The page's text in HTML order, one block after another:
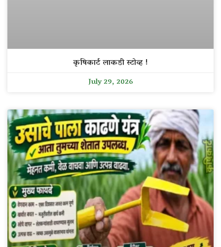
कृषिकार्ट लाकडी स्टोव्ह !
July 29, 2026